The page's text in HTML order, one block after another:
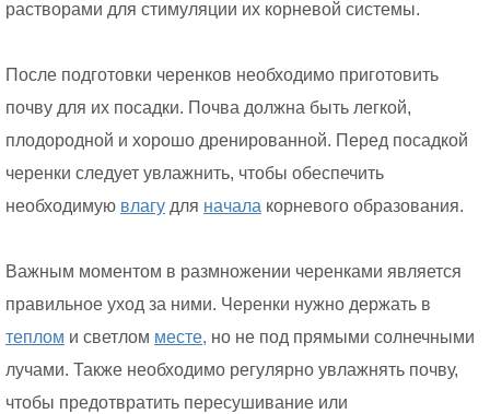
растворами для стимуляции их корневой системы.
После подготовки черенков необходимо приготовить
почву для их посадки. Почва должна быть легкой,
плодородной и хорошо дренированной. Перед посадкой
черенки следует увлажнить, чтобы обеспечить
необходимую влагу для начала корневого образования.
Важным моментом в размножении черенками является
правильное уход за ними. Черенки нужно держать в
теплом и светлом месте, но не под прямыми солнечными
лучами. Также необходимо регулярно увлажнять почву,
чтобы предотвратить пересушивание или